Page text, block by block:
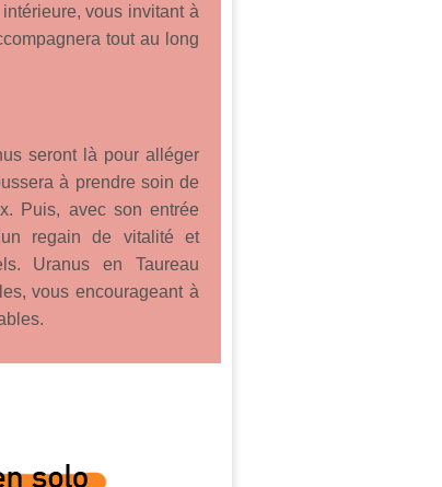
vous invitant à
tout au long
seront là pour alléger
à prendre soin de
Puis, avec son entrée
regain de vitalité et
Uranus en Taureau
vous encourageant à